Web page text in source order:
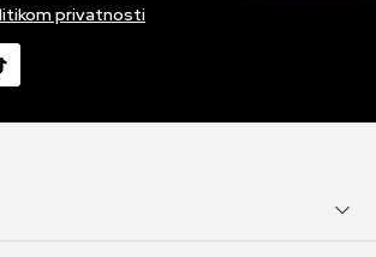
privatnosti